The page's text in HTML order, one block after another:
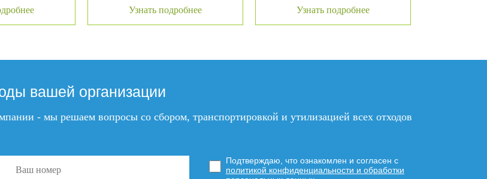
Узнать подробнее Узнать подробнее
вашей организации
- мы решаем вопросы со сбором, транспортировкой и утилизацией всех отходов
Подтверждаю, что ознакомлен и согласен с
политикой конфиденциальности и обработки